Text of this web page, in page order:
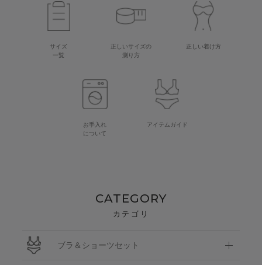
サイズ
一覧
正しいサイズの
測り方
正しい着け方
お手入れ
について
アイテムガイド
CATEGORY
カテゴリ
ブラ＆ショーツセット